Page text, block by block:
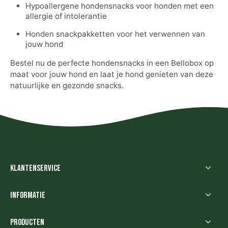
Hypoallergene hondensnacks voor honden met een
allergie of intolerantie
Honden snackpakketten voor het verwennen van
jouw hond
Bestel nu de perfecte hondensnacks in een Bellobox op
maat voor jouw hond en laat je hond genieten van deze
natuurlijke en gezonde snacks.
Klantenservice
Informatie
Producten